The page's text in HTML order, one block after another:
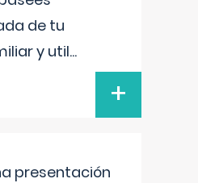
de tu
y util...
+
presentación